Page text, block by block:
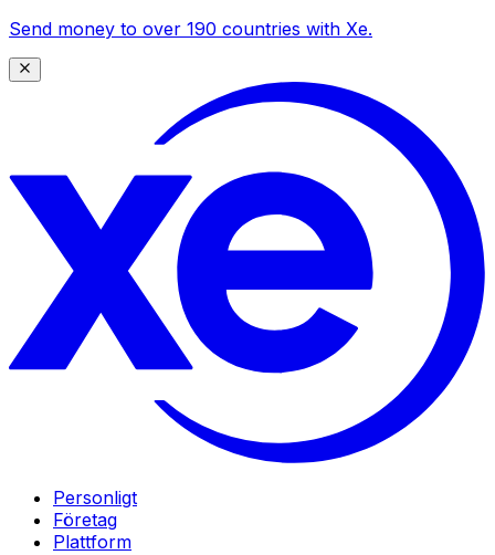
Send money to over 190 countries with Xe.
Personligt
Företag
Plattform